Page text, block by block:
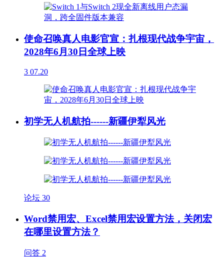
使命召唤真人电影官宣：扎根现代战争宇宙，
2028年6月30日全球上映
3 07.20
初学无人机航拍------新疆伊犁风光
论坛 30
Word禁用宏、Excel禁用宏设置方法，关闭宏
在哪里设置方法？
问答 2